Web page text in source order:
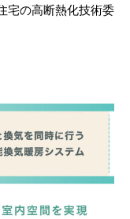
宅の高断熱化技術委